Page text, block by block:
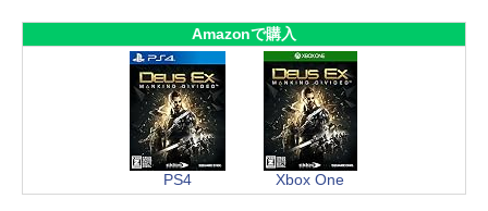
Amazonで購入
PS4 Xbox One